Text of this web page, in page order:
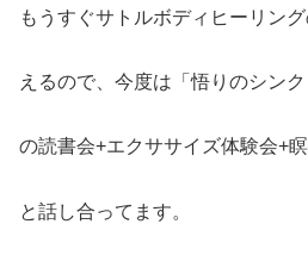
もうすぐサトルボディヒーリン
えるので、今度は「悟りのシンク
の読書会+エクササイズ体験会+
と話し合ってます。